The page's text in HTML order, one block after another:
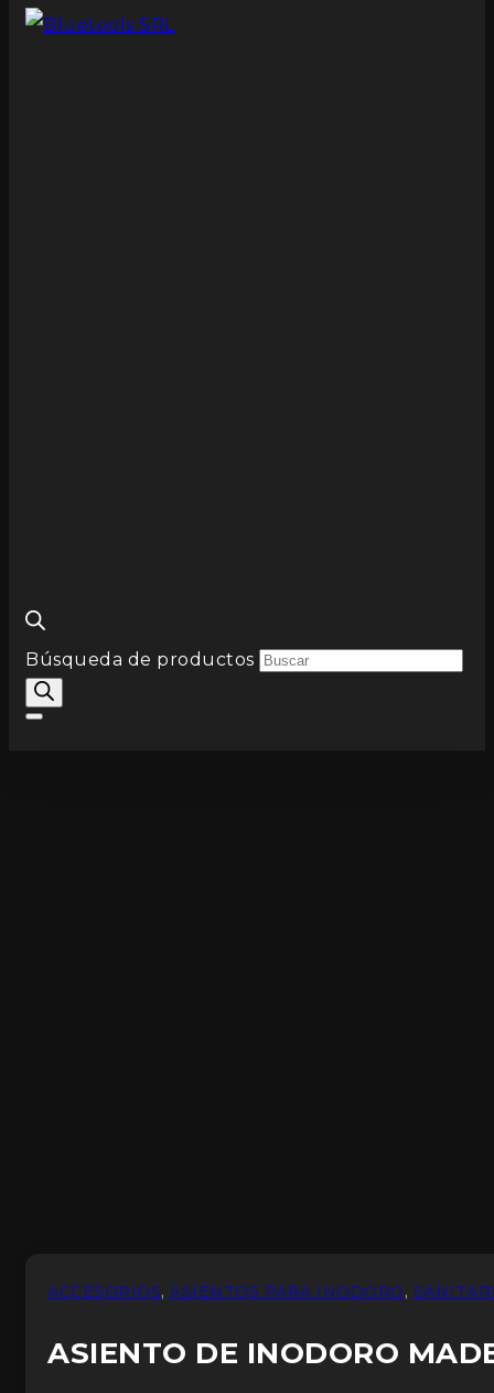
Búsqueda de productos
ACCESORIOS, ASIENTOS PARA INODORO,
ASIENTO DE INODORO